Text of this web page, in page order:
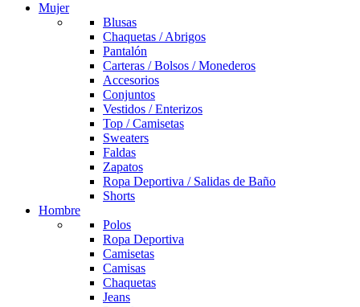
Mujer
Blusas
Chaquetas / Abrigos
Pantalón
Carteras / Bolsos / Monederos
Accesorios
Conjuntos
Vestidos / Enterizos
Top / Camisetas
Sweaters
Faldas
Zapatos
Ropa Deportiva / Salidas de Baño
Shorts
Hombre
Polos
Ropa Deportiva
Camisetas
Camisas
Chaquetas
Jeans